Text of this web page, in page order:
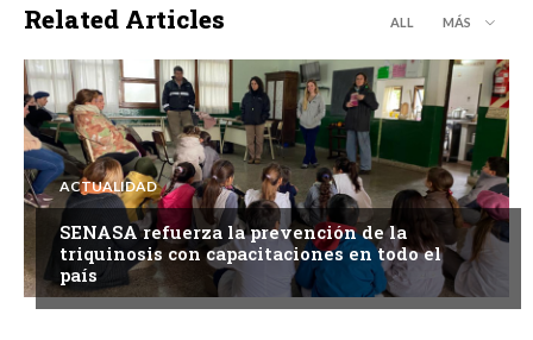
Related Articles ALL MÁS
ACTUALIDAD
SENASA refuerza la prevención de la
triquinosis con capacitaciones en todo el
país